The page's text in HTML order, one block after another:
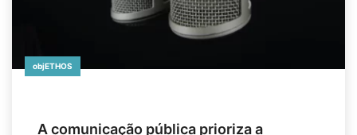
objETHOS
A comunicação pública prioriza a